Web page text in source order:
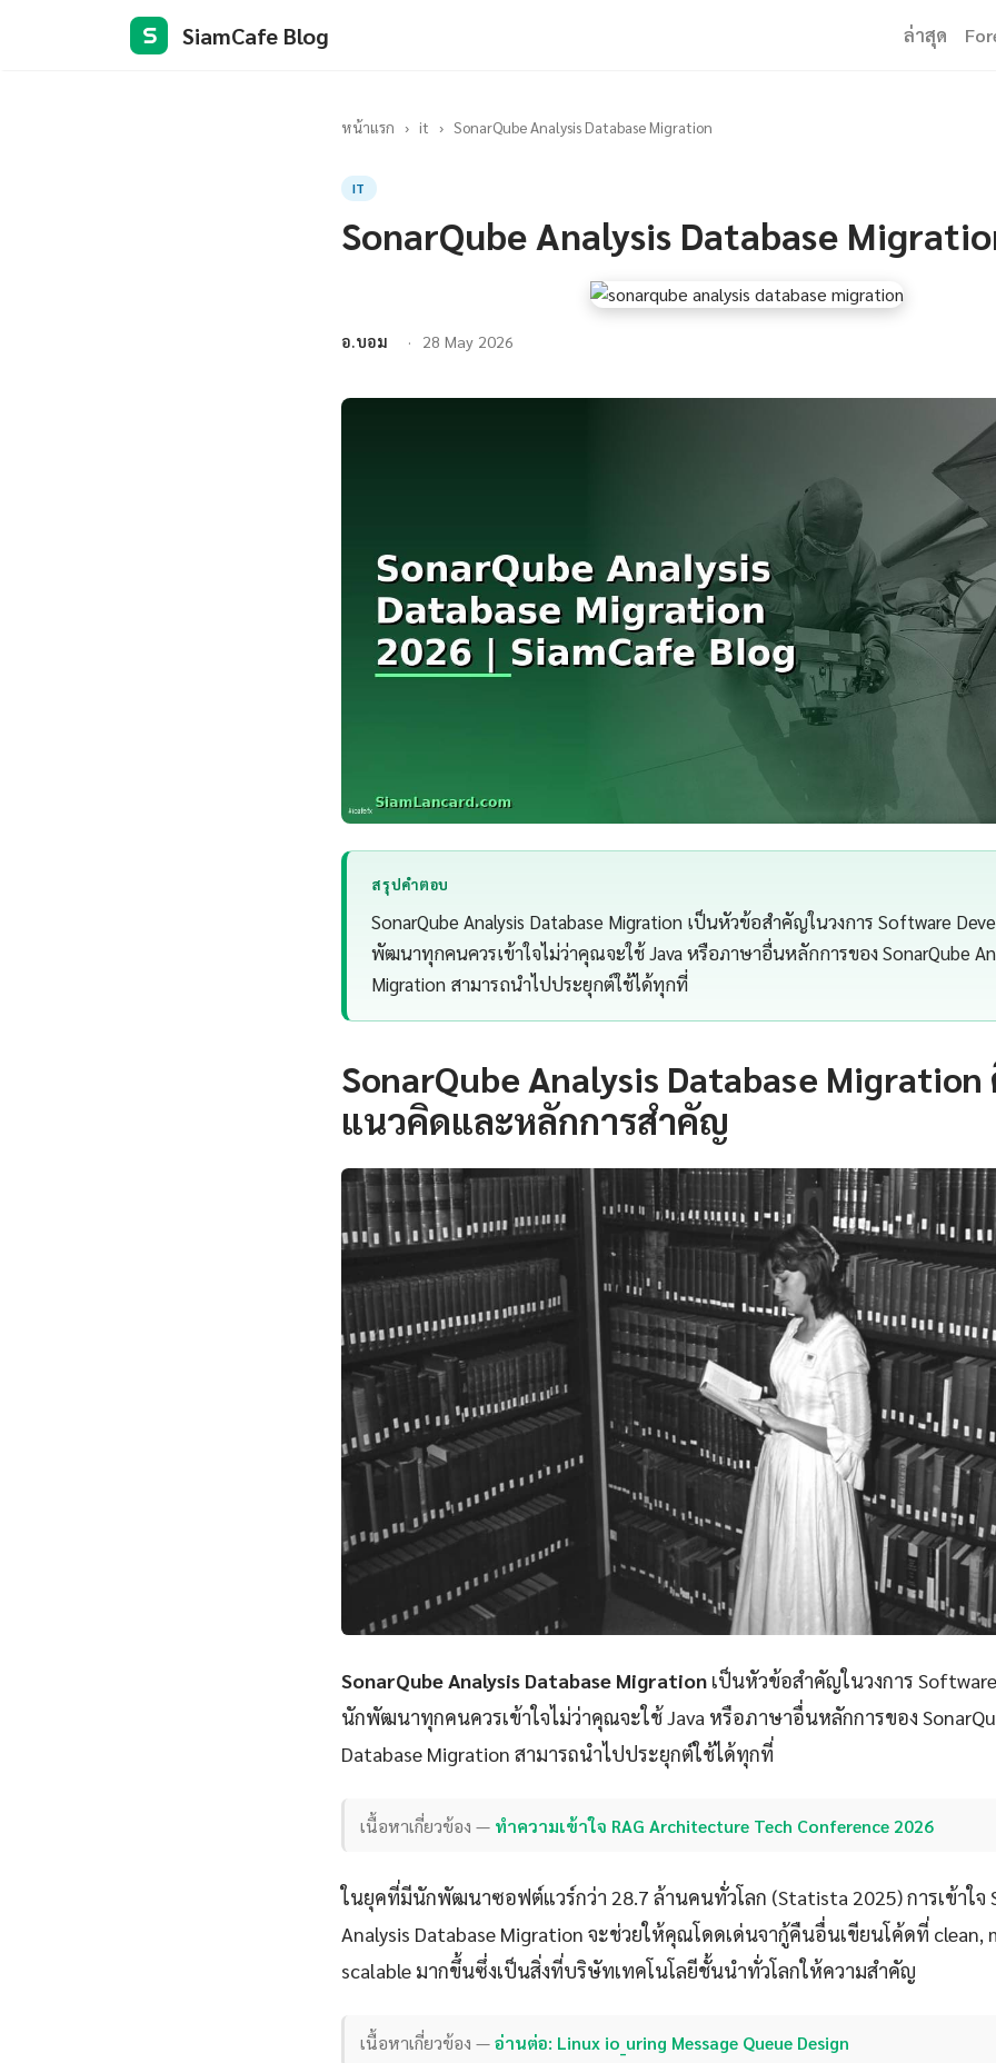
S SiamCafe Blog ล่าสุด
หน้าแรก › it › SonarQube Analysis Database Migration
IT
SonarQube Analysis Database
อ.บอม 28 May 2026
สรุปคำตอบ
SonarQube Analysis Database Migration เป็นหัวข้อสำคัญในวงการ Software
พัฒนาทุกคนควรเข้าใจไม่ว่าคุณจะใช้ Java หรือภาษาอื่นหลักการของ SonarQube
Migration สามารถนำไปประยุกต์ใช้ได้ทุกที่
SonarQube Analysis Database
แนวคิดและหลักการสำคัญ
SonarQube Analysis Database Migration เป็นหัวข้อสำคัญในวงการ
นักพัฒนาทุกคนควรเข้าใจไม่ว่าคุณจะใช้ Java หรือภาษาอื่นหลักการของ
Database Migration สามารถนำไปประยุกต์ใช้ได้ทุกที่
เนื้อหาเกี่ยวข้อง — ทำความเข้าใจ RAG Architecture Tech Conference 2026
ในยุคที่มีนักพัฒนาซอฟต์แวร์กว่า 28.7 ล้านคนทั่วโลก (Statista 2025) การเข้าใจ
Analysis Database Migration จะช่วยให้คุณโดดเด่นจากู้คืนอื่นเขียนโค้ดที่ clean,
scalable มากขึ้นซึ่งเป็นสิ่งที่บริษัทเทคโนโลยีชั้นนำทั่วโลกให้ความสำคัญ
เนื้อหาเกี่ยวข้อง —อ่านต่อ: Linux io_uring Message Queue Design